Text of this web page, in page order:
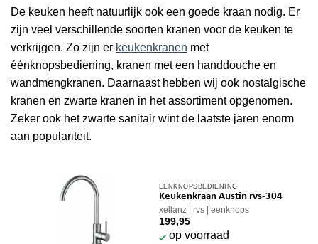
De keuken heeft natuurlijk ook een goede kraan nodig. Er
zijn veel verschillende soorten kranen voor de keuken te
verkrijgen. Zo zijn er keukenkranen met
éénknopsbediening, kranen met een handdouche en
wandmengkranen. Daarnaast hebben wij ook nostalgische
kranen en zwarte kranen in het assortiment opgenomen.
Zeker ook het zwarte sanitair wint de laatste jaren enorm
aan populariteit.
EENKNOPSBEDIENING
Keukenkraan Austin rvs-304
xellanz rvs eenknops
199,95
op voorraad